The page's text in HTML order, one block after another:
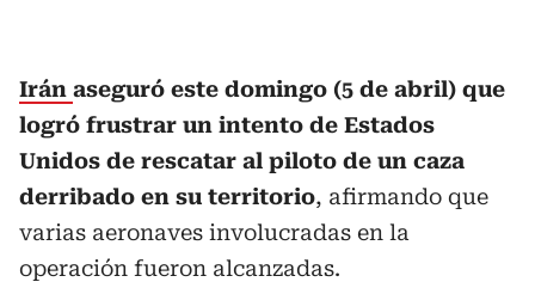
Irán aseguró este domingo (5 de abril) que
logró frustrar un intento de Estados
Unidos de rescatar al piloto de un caza
derribado en su territorio, afirmando que
varias aeronaves involucradas en la
operación fueron alcanzadas.